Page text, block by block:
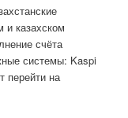
и казахском
счёта
системы: Kaspi
перейти на